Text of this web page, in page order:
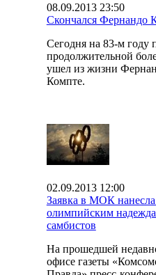
08.09.2013 23:50
Скончался Фернандо
Сегодня на 83-м году
продолжительной
ушел из жизни
Компте.
02.09.2013 12:00
Заявка в МОК нанесла
олимпийским
самбистов
На прошедшей
офисе газеты